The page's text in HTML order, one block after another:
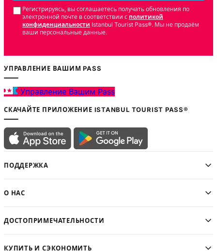
Регистрируясь, вы соглашаетесь получать обновления по
электронной почте в соответствии с политикой
конфиденциальности Istanbul Tourist Pass®. Мы не продаём
ваши персональные данные.
УПРАВЛЕНИЕ ВАШИМ PASS
Управление Вашим Pass
СКАЧАЙТЕ ПРИЛОЖЕНИЕ ISTANBUL TOURIST PASS®
ПОДДЕРЖКА
О НАС
ДОСТОПРИМЕЧАТЕЛЬНОСТИ
КУПИТЬ И СЭКОНОМИТЬ